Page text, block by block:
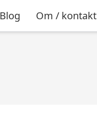
Blog Om / kontakt